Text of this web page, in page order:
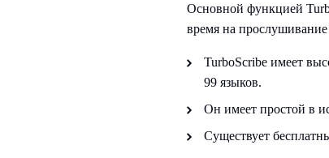
Основной функцией
время на
TurboScribe имеет
99 языков.
Он имеет простой в
Существует